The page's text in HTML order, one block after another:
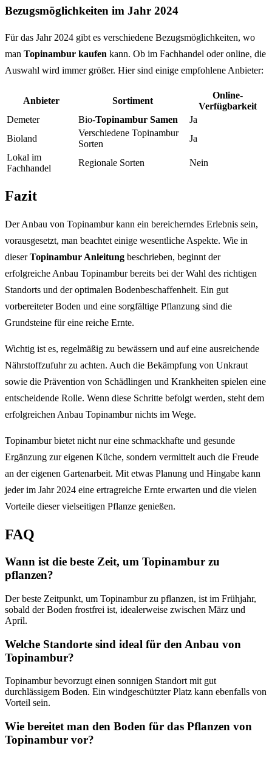
Bezugsmöglichkeiten im Jahr 2024
Für das Jahr 2024 gibt es verschiedene Bezugsmöglichkeiten, wo
man Topinambur kaufen kann. Ob im Fachhandel oder online, die
Auswahl wird immer größer. Hier sind einige empfohlene Anbieter:
Anbieter Sortiment
Online-
Verfügbarkeit
Demeter
Bio-Topinambur Samen
Ja
Bioland
Verschiedene Topinambur
Sorten
Ja
Lokal im
Fachhandel
Regionale Sorten Nein
Fazit
Der Anbau von Topinambur kann ein bereicherndes Erlebnis sein,
vorausgesetzt, man beachtet einige wesentliche Aspekte. Wie in
dieserTopinambur Anleitung beschrieben, beginnt der
erfolgreiche Anbau Topinambur bereits bei der Wahl des richtigen
Standorts und der optimalen Bodenbeschaffenheit. Ein gut
vorbereiteter Boden und eine sorgfältige Pflanzung sind die
Grundsteine für eine reiche Ernte.
Wichtig ist es, regelmäßig zu bewässern und auf eine ausreichende
Nährstoffzufuhr zu achten. Auch die Bekämpfung von Unkraut
sowie die Prävention von Schädlingen und Krankheiten spielen eine
entscheidende Rolle. Wenn diese Schritte befolgt werden, steht dem
erfolgreichen Anbau Topinambur nichts im Wege.
Topinambur bietet nicht nur eine schmackhafte und gesunde
Ergänzung zur eigenen Küche, sondern vermittelt auch die Freude
an der eigenen Gartenarbeit. Mit etwas Planung und Hingabe kann
jeder im Jahr 2024 eine ertragreiche Ernte erwarten und die vielen
Vorteile dieser vielseitigen Pflanze genießen.
FAQ
Wann ist die beste Zeit, um Topinambur zu
pflanzen?
Der beste Zeitpunkt, um Topinambur zu pflanzen, ist im Frühjahr,
sobald der Boden frostfrei ist, idealerweise zwischen März und
April.
Welche Standorte sind ideal für den Anbau von
Topinambur?
Topinambur bevorzugt einen sonnigen Standort mit gut
durchlässigem Boden. Ein windgeschützter Platz kann ebenfalls von
Vorteil sein.
Wie bereitet man den Boden für das Pflanzen von
Topinambur vor?